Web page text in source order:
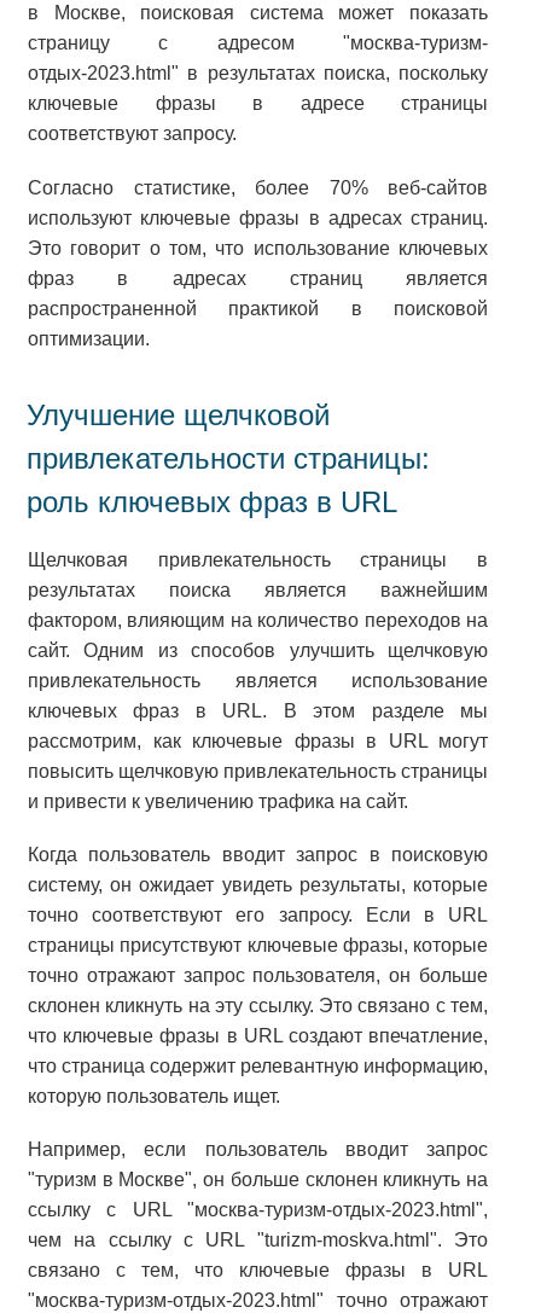
в Москве, поисковая система может показать
страницу с адресом "москва-туризм-
отдых-2023.html" в результатах поиска, поскольку
ключевые фразы в адресе страницы
соответствуют запросу.
Согласно статистике, более 70% веб-сайтов
используют ключевые фразы в адресах страниц.
Это говорит о том, что использование ключевых
фраз в адресах страниц является
распространенной практикой в поисковой
оптимизации.
Улучшение щелчковой
привлекательности страницы:
роль ключевых фраз в URL
Щелчковая привлекательность страницы в
результатах поиска является важнейшим
фактором, влияющим на количество переходов на
сайт. Одним из способов улучшить щелчковую
привлекательность является использование
ключевых фраз в URL. В этом разделе мы
рассмотрим, как ключевые фразы в URL могут
повысить щелчковую привлекательность страницы
и привести к увеличению трафика на сайт.
Когда пользователь вводит запрос в поисковую
систему, он ожидает увидеть результаты, которые
точно соответствуют его запросу. Если в URL
страницы присутствуют ключевые фразы, которые
точно отражают запрос пользователя, он больше
склонен кликнуть на эту ссылку. Это связано с тем,
что ключевые фразы в URL создают впечатление,
что страница содержит релевантную информацию,
которую пользователь ищет.
Например, если пользователь вводит запрос
"туризм в Москве", он больше склонен кликнуть на
ссылку с URL "москва-туризм-отдых-2023.html",
чем на ссылку с URL "turizm-moskva.html". Это
связано с тем, что ключевые фразы в URL
"москва-туризм-отдых-2023.html" точно отражают